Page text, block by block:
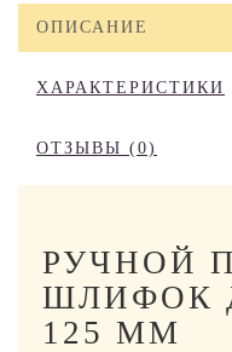
ОПИСАНИЕ
ХАРАКТЕРИСТИКИ
ОТЗЫВЫ (0)
РУЧНОЙ
ШЛИФОК
125 ММ